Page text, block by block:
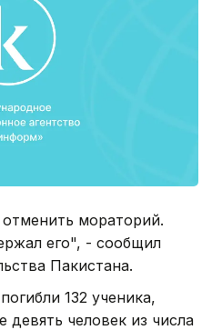
мораторий.
его", - сообщил
Пакистана.
132 ученика,
девять человек из числа